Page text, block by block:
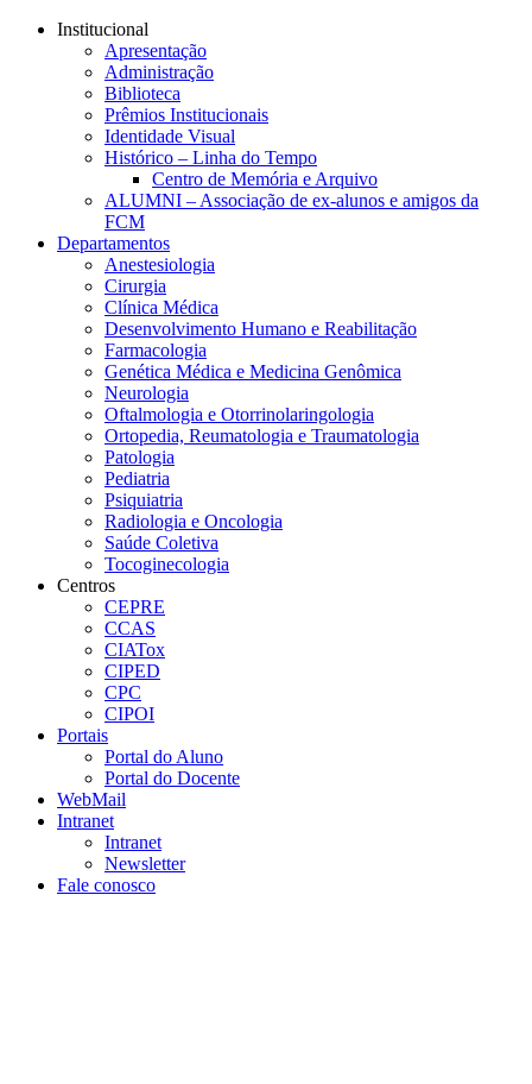
Conteúdo principal
Institucional
Apresentação
Administração
Biblioteca
Prêmios Institucionais
Identidade Visual
Histórico – Linha do Tempo
Centro de Memória e Arquivo
ALUMNI – Associação de ex-alunos e amigos da
FCM
Departamentos
Anestesiologia
Cirurgia
Clínica Médica
Desenvolvimento Humano e Reabilitação
Farmacologia
Genética Médica e Medicina Genômica
Neurologia
Oftalmologia e Otorrinolaringologia
Ortopedia, Reumatologia e Traumatologia
Patologia
Pediatria
Psiquiatria
Radiologia e Oncologia
Saúde Coletiva
Tocoginecologia
Centros
CEPRE
CCAS
CIATox
CIPED
CPC
CIPOI
Portais
Portal do Aluno
Portal do Docente
WebMail
Intranet
Intranet
Newsletter
Fale conosco